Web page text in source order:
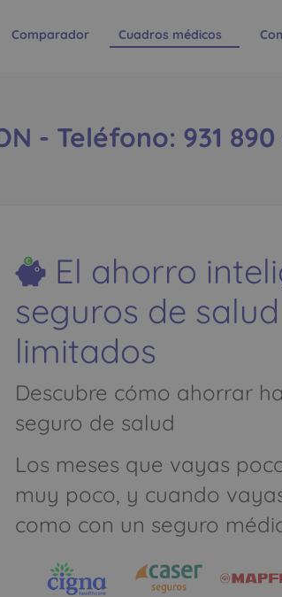
Comparador Cuadros médicos
- Teléfono: 931
El ahorro
seguros de
limitados
Descubre cómo ahorrar
seguro de salud
Los meses que vayas
muy poco, y cuando
como con un seguro